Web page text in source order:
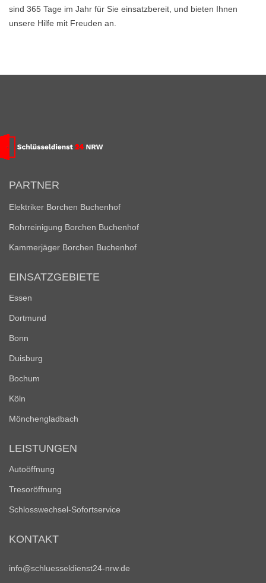
sind 365 Tage im Jahr für Sie einsatzbereit, und bieten Ihnen
unsere Hilfe mit Freuden an.
PARTNER
Elektriker Borchen Buchenhof
Rohrreinigung Borchen Buchenhof
Kammerjäger Borchen Buchenhof
EINSATZGEBIETE
Essen
Dortmund
Bonn
Duisburg
Bochum
Köln
Mönchengladbach
LEISTUNGEN
Autoöffnung
Tresoröffnung
Schlosswechsel-Sofortservice
KONTAKT
info@schluesseldienst24-nrw.de